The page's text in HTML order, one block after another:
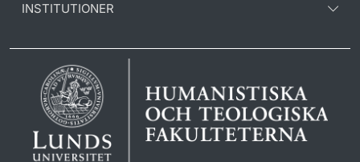
INSTITUTIONER